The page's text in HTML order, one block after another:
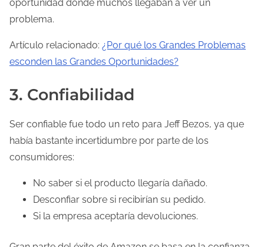
oportunidad donde muchos llegaban a ver un
problema.
Artículo relacionado: ¿Por qué los Grandes Problemas
esconden las Grandes Oportunidades?
3. Confiabilidad
Ser confiable fue todo un reto para Jeff Bezos, ya que
había bastante incertidumbre por parte de los
consumidores:
No saber si el producto llegaría dañado.
Desconfiar sobre si recibirían su pedido.
Si la empresa aceptaría devoluciones.